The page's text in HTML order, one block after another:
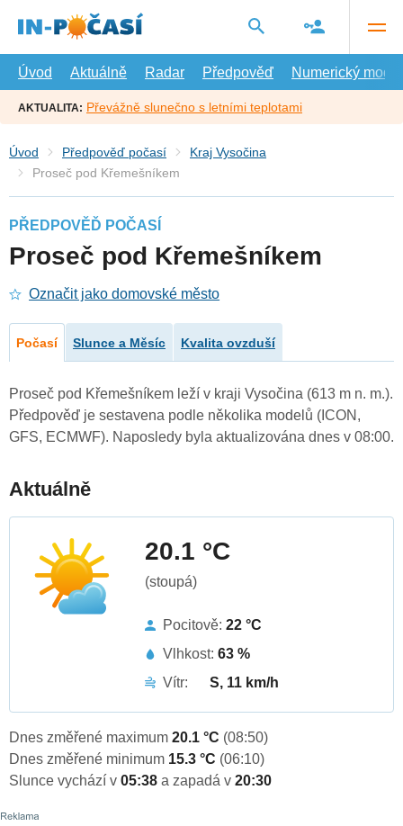
hlavní
Úvod
Aktuálně Radar Předpověď Numerický model
AKTUALITA: Převážně slunečno s letními teplotami
Úvod Předpověď počasí
Kraj Vysočina
Proseč pod Křemešníkem
PŘEDPOVĚĎ POČASÍ
Proseč pod Křemešníkem
Označit jako domovské město
Počasí Slunce a Měsíc Kvalita ovzduší
Proseč pod Křemešníkem leží v kraji Vysočina (613 m n. m.).
Předpověď je sestavena podle několika modelů (ICON,
GFS, ECMWF). Naposledy byla aktualizována dnes v 08:00.
Aktuálně
20.1 °C
(stoupá)
Pocitově: 22 °C
Vlhkost: 63 %
Vítr:
S, 11 km/h
Dnes změřené maximum 20.1 °C (08:50)
Dnes změřené minimum 15.3 °C (06:10)
Slunce vychází v 05:38 a zapadá v 20:30